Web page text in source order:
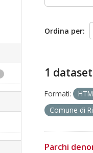
Ordina per
1
Formati:
Comune di
Parchi